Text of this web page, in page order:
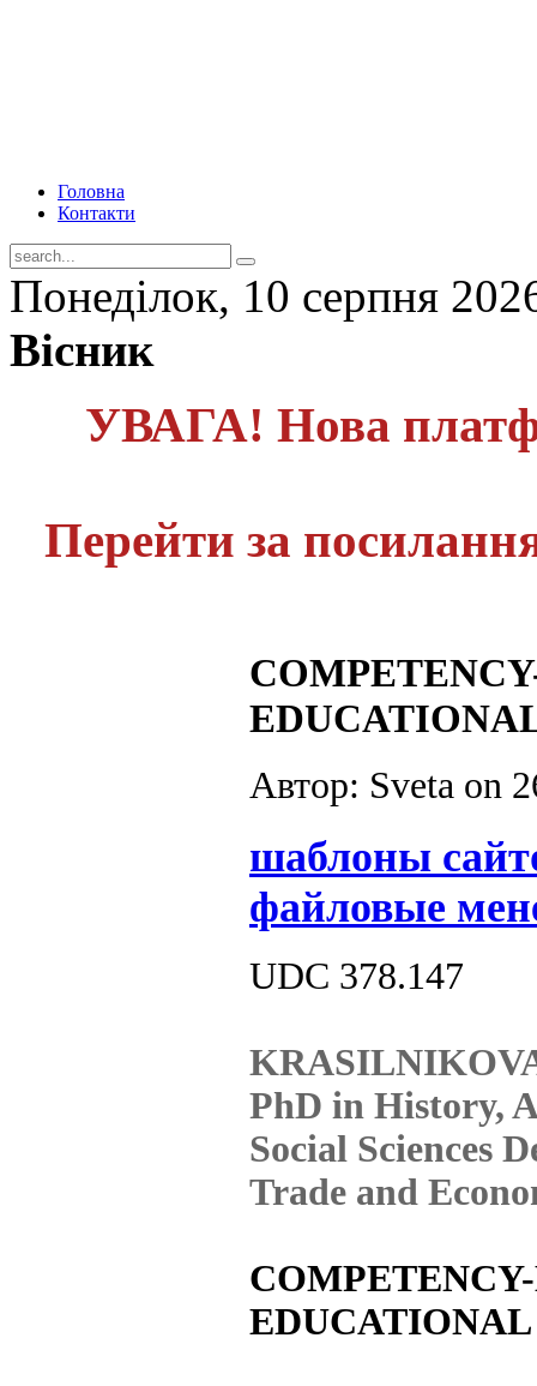
Головна
Контакти
Понеділок, 10 серпня
Вісник
УВАГА! Нова
Перейти за
Автор: Sveta on
шаблоны
файловые
UDC 378.147
PhD in History,
Social Sciences
Trade and